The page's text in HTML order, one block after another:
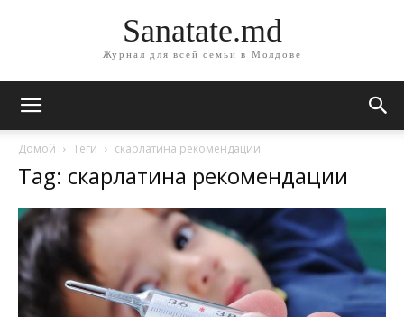
Sanatate.md
Журнал для всей семьи в Молдове
Домой Теги скарлатина рекомендации
Tag: скарлатина рекомендации